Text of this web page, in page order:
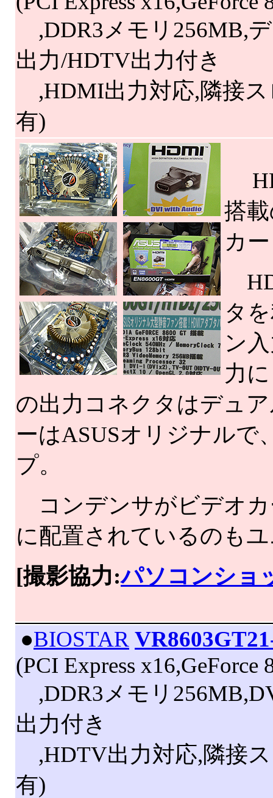
,DDR3メモリ256MB,
出力/HDTV出力付き
,HDMI出力対応,隣接ス
有)
搭載
カ
タ
ン
力
の出力コネクタはデュ
ーはASUSオリジナルで
プ。
コンデンサがビデオ
に配置されているのも
[撮影協力:パソコンショ
●BIOSTAR
(PCI Express x16,GeForce
,DDR3メモリ
出力付き
,HDTV出力対応,隣接
有)